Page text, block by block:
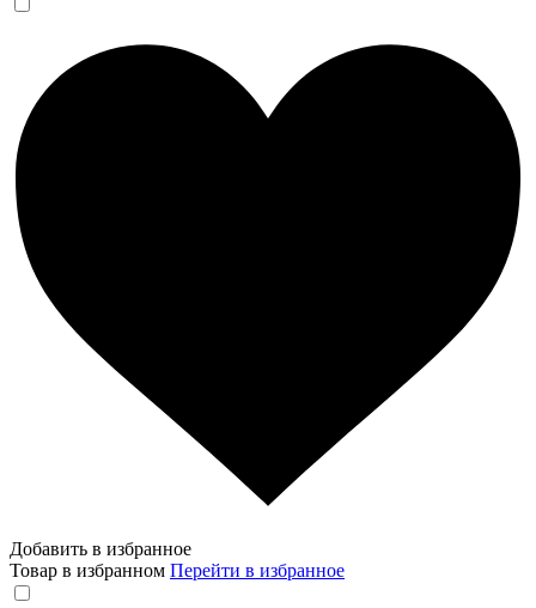
Добавить в избранное
Товар в избранном Перейти в избранное